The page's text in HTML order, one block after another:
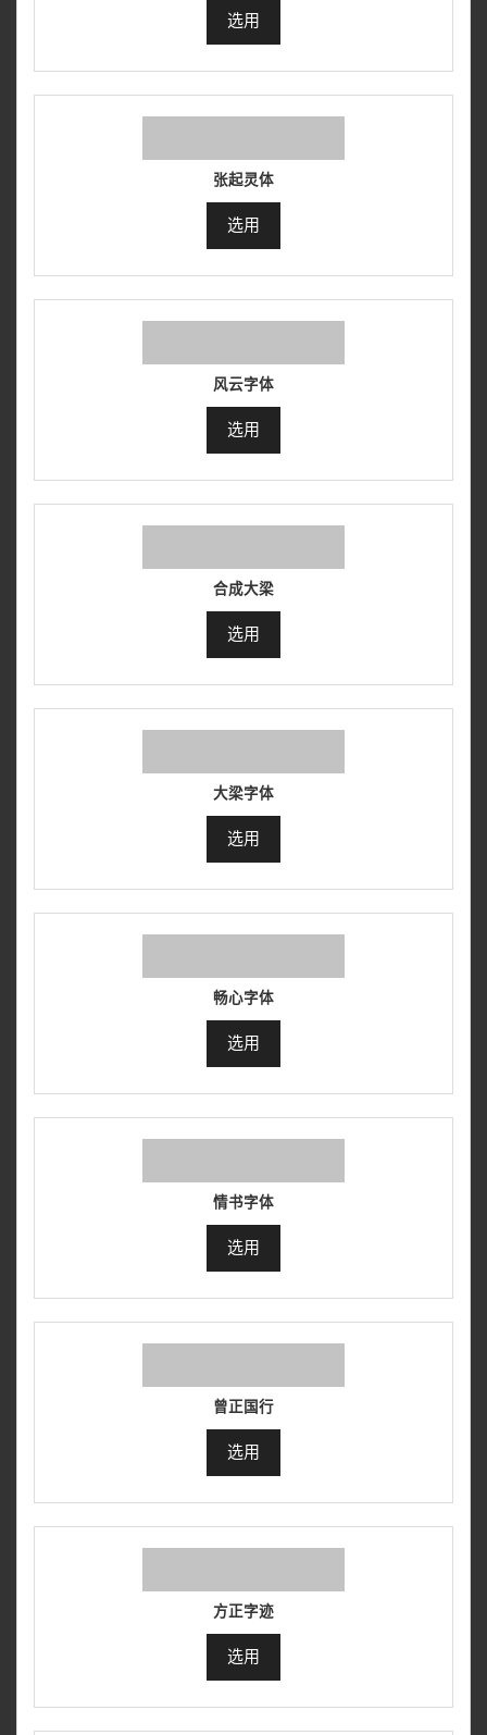
选用
张起灵体
选用
风云字体
选用
合成大梁
选用
大梁字体
选用
畅心字体
选用
情书字体
选用
曾正国行
选用
方正字迹
选用